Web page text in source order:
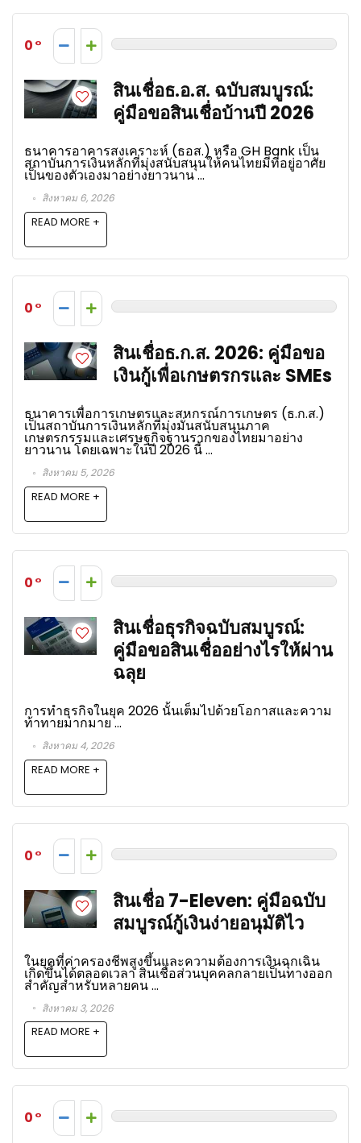
0
สินเชื่อธ.อ.ส. ฉบับสมบูรณ์:
คู่มือขอสินเชื่อบ้านปี 2026
ธนาคารอาคารสงเคราะห์ (ธอส.) หรือ GH Bank เป็น
สถาบันการเงินหลักที่มุ่งสนับสนุนให้คนไทยมีที่อยู่อาศัย
เป็นของตัวเองมาอย่างยาวนาน ...
สิงหาคม 6, 2026
READ MORE +
0
สินเชื่อธ.ก.ส. 2026: คู่มือขอ
เงินกู้เพื่อเกษตรกรและ SMEs
ธนาคารเพื่อการเกษตรและสหกรณ์การเกษตร (ธ.ก.ส.)
เป็นสถาบันการเงินหลักที่มุ่งมั่นสนับสนุนภาค
เกษตรกรรมและเศรษฐกิจฐานรากของไทยมาอย่าง
ยาวนาน โดยเฉพาะในปี 2026 นี้ ...
สิงหาคม 5, 2026
READ MORE +
0
สินเชื่อธุรกิจฉบับสมบูรณ์:
คู่มือขอสินเชื่ออย่างไรให้ผ่าน
ฉลุย
การทำธุรกิจในยุค 2026 นั้นเต็มไปด้วยโอกาสและความ
ท้าทายมากมาย ...
สิงหาคม 4, 2026
READ MORE +
0
สินเชื่อ 7-Eleven: คู่มือฉบับ
สมบูรณ์กู้เงินง่ายอนุมัติไว
ในยุคที่ค่าครองชีพสูงขึ้นและความต้องการเงินฉุกเฉิน
เกิดขึ้นได้ตลอดเวลา สินเชื่อส่วนบุคคลกลายเป็นทางออก
สำคัญสำหรับหลายคน ...
สิงหาคม 3, 2026
READ MORE +
0